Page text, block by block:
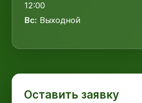
12:00
Вс: Выходной
Оставить заявку